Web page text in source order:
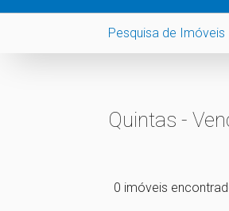
Pesquisa de Imóveis
Quintas -
0 imóveis